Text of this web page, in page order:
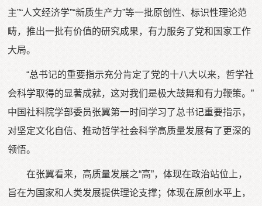
主”“人文经济学”“新质生产力”等一批原创性、标识性理论范
畴，推出一批有价值的研究成果，有力服务了党和国家工作
大局。
“总书记的重要指示充分肯定了党的十八大以来，哲学社
会科学取得的显著成就，这对我们是极大鼓舞和有力鞭策。”
中国社科院学部委员张翼第一时间学习了总书记重要指示，
对坚定文化自信、推动哲学社会科学高质量发展有了更深的
领悟。
在张翼看来，高质量发展之“高”，体现在政治站位上，
旨在为国家和人类发展提供理论支撑；体现在原创水平上，